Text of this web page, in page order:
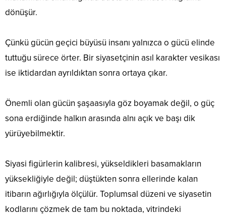
dönüşür.
Çünkü gücün geçici büyüsü insanı yalnızca o gücü elinde
tuttuğu sürece örter. Bir siyasetçinin asıl karakter vesikası
ise iktidardan ayrıldıktan sonra ortaya çıkar.
Önemli olan gücün şaşaasıyla göz boyamak değil, o güç
sona erdiğinde halkın arasında alnı açık ve başı dik
yürüyebilmektir.
Siyasi figürlerin kalibresi, yükseldikleri basamakların
yüksekliğiyle değil; düştükten sonra ellerinde kalan
itibarın ağırlığıyla ölçülür. Toplumsal düzeni ve siyasetin
kodlarını çözmek de tam bu noktada, vitrindeki